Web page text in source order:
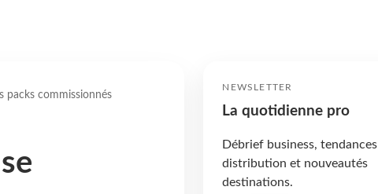
packs commissionnés
NEWSLETTER
La quotidienne pro
Débrief business, tendances
distribution et nouveautés
destinations.